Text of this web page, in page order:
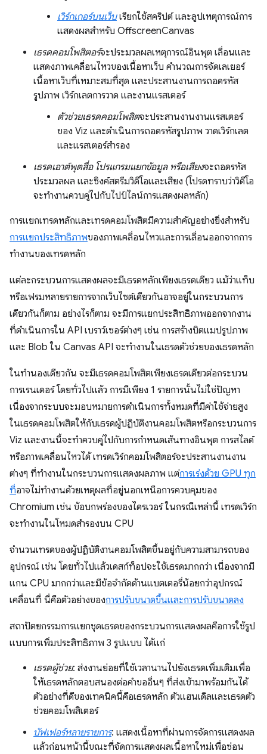
เวิร์กเกอร์บนเว็บเรียกใช้สคริปต์ และลูปเหตุการณ์การ
แสดงผลสําหรับ OffscreenCanvas
เธรดคอมโพสิตอร์จะประมวลผลเหตุการณ์อินพุต เลื่อนและ
แสดงภาพเคลื่อนไหวของเนื้อหาเว็บ คำนวณการจัดเลเยอร์
เนื้อหาเว็บที่เหมาะสมที่สุด และประสานงานการถอดรหัส
รูปภาพ เวิร์กเลตการวาด และงานแรสเตอร์
ตัวช่วยเธรดคอมโพสิตจะประสานงานงานแรสเตอร์
ของ Viz และดำเนินการถอดรหัสรูปภาพ วาดเวิร์กเลต
และแรสเตอร์สำรอง
เธรดเอาต์พุตสื่อ โปรแกรมแยกข้อมูล หรือเสียงจะถอดรหัส
ประมวลผล และซิงค์สตรีมวิดีโอและเสียง (โปรดทราบว่าวิดีโอ
จะทำงานควบคู่ไปกับไปป์ไลน์การแสดงผลหลัก)
การแยกเทรดหลักและเทรดคอมโพสิตมีความสําคัญอย่างยิ่งสําหรับ
การแยกประสิทธิภาพของภาพเคลื่อนไหวและการเลื่อนออกจากการ
ทำงานของเทรดหลัก
แต่ละกระบวนการแสดงผลจะมีเธรดหลักเพียงเธรดเดียว แม้ว่าแท็บ
หรือเฟรมหลายรายการจากเว็บไซต์เดียวกันอาจอยู่ในกระบวนการ
เดียวกันก็ตาม อย่างไรก็ตาม จะมีการแยกประสิทธิภาพออกจากงาน
ที่ดำเนินการใน API เบราว์เซอร์ต่างๆ เช่น การสร้างบิตแมปรูปภาพ
และ Blob ใน Canvas API จะทํางานในเธรดตัวช่วยของเธรดหลัก
ในทํานองเดียวกัน จะมีเธรดคอมโพสิตเพียงเธรดเดียวต่อกระบวน
การเรนเดอร์ โดยทั่วไปแล้ว การมีเพียง 1 รายการนั้นไม่ใช่ปัญหา
เนื่องจากระบบจะมอบหมายการดำเนินการทั้งหมดที่มีค่าใช้จ่ายสูง
ในเธรดคอมโพสิตให้กับเธรดผู้ปฏิบัติงานคอมโพสิตหรือกระบวนการ
Viz และงานนี้จะทําควบคู่ไปกับการกำหนดเส้นทางอินพุต การสไลด์
หรือภาพเคลื่อนไหวได้ เทรดเวิร์กคอมโพสิตอร์จะประสานงานงาน
ต่างๆ ที่ทำงานในกระบวนการแสดงผลภาพ แต่การเร่งด้วย GPU ทุก
ที่อาจไม่ทำงานด้วยเหตุผลที่อยู่นอกเหนือการควบคุมของ
Chromium เช่น ข้อบกพร่องของไดรเวอร์ ในกรณีเหล่านี้ เทรดเวิร์ก
จะทํางานในโหมดสํารองบน CPU
จำนวนเทรดของผู้ปฏิบัติงานคอมโพสิตขึ้นอยู่กับความสามารถของ
อุปกรณ์ เช่น โดยทั่วไปแล้วเดสก์ท็อปจะใช้เธรดมากกว่า เนื่องจากมี
แกน CPU มากกว่าและมีข้อจำกัดด้านแบตเตอรี่น้อยกว่าอุปกรณ์
เคลื่อนที่ นี่คือตัวอย่างของการปรับขนาดขึ้นและการปรับขนาดลง
สถาปัตยกรรมการแยกชุดเธรดของกระบวนการแสดงผลคือการใช้รูป
แบบการเพิ่มประสิทธิภาพ 3 รูปแบบ ได้แก่
เธรดผู้ช่วย: ส่งงานย่อยที่ใช้เวลานานไปยังเธรดเพิ่มเติมเพื่อ
ให้เธรดหลักตอบสนองต่อคำขออื่นๆ ที่ส่งเข้ามาพร้อมกันได้
ตัวอย่างที่ดีของเทคนิคนี้คือเธรดหลัก ตัวแฮนเดิลและเธรดตัว
ช่วยคอมโพสิเตอร์
บัฟเฟอร์หลายรายการ: แสดงเนื้อหาที่ผ่านการจัดการแสดงผล
แล้วก่อนหน้านี้ขณะที่จัดการแสดงผลเนื้อหาใหม่เพื่อซ่อน